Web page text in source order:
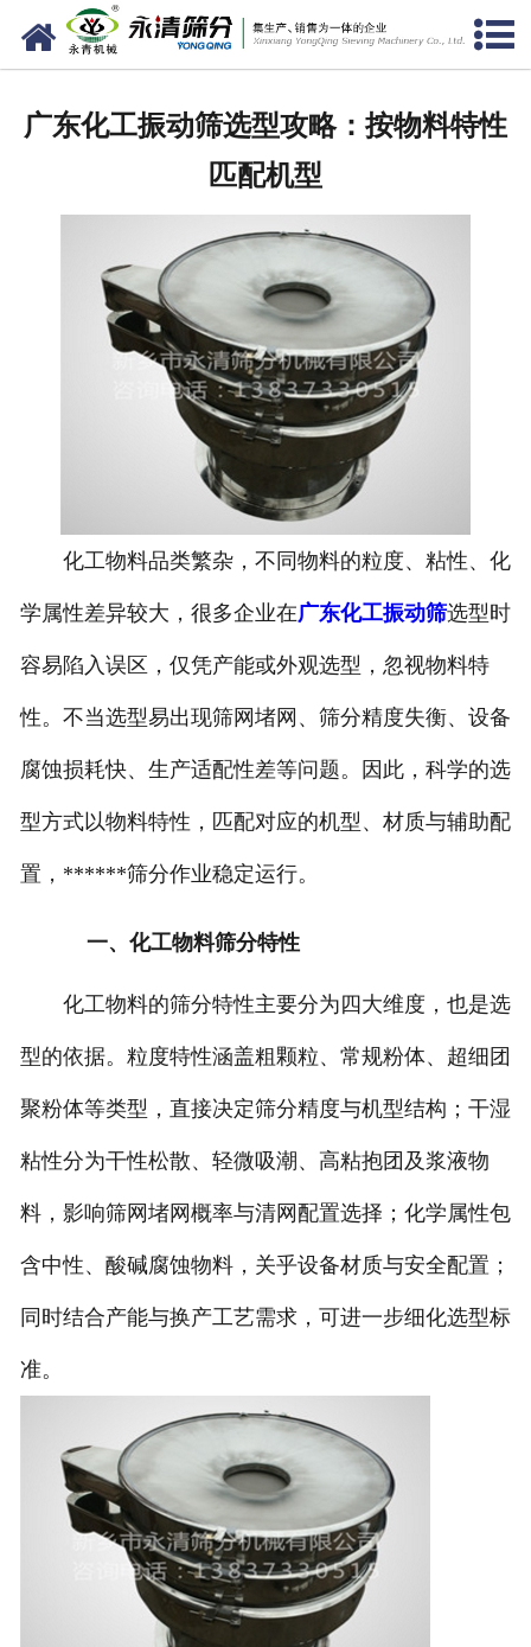
网站首页
产品中心
资质荣誉
服务准则
视频中心
联系我们
广东化工振动筛选型攻略：按物料特性
匹配机型
化工物料品类繁杂，不同物料的粒度、粘性、化
学属性差异较大，很多企业在广东化工振动筛选型时
容易陷入误区，仅凭产能或外观选型，忽视物料特
性。不当选型易出现筛网堵网、筛分精度失衡、设备
腐蚀损耗快、生产适配性差等问题。因此，科学的选
型方式以物料特性，匹配对应的机型、材质与辅助配
置，******筛分作业稳定运行。
一、化工物料筛分特性
化工物料的筛分特性主要分为四大维度，也是选
型的依据。粒度特性涵盖粗颗粒、常规粉体、超细团
聚粉体等类型，直接决定筛分精度与机型结构；干湿
粘性分为干性松散、轻微吸潮、高粘抱团及浆液物
料，影响筛网堵网概率与清网配置选择；化学属性包
含中性、酸碱腐蚀物料，关乎设备材质与安全配置；
同时结合产能与换产工艺需求，可进一步细化选型标
准。